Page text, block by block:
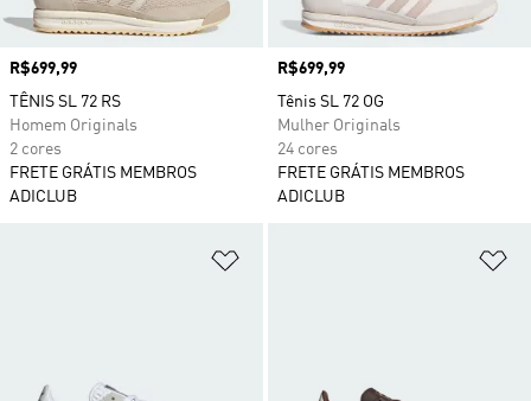
Preço
R$699,99
TÊNIS SL 72 RS
Homem Originals
2 cores
FRETE GRÁTIS MEMBROS
ADICLUB
Preço
R$699,99
Tênis SL 72 OG
Mulher Originals
24 cores
FRETE GRÁTIS MEMBROS
ADICLUB